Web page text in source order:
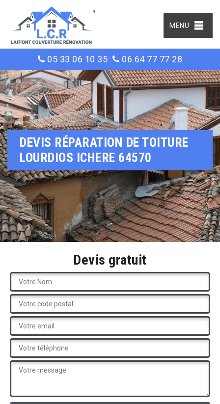
MENU
05 33 06 10 35 06 64 77 77 28
DEVIS RÉPARATION DE TOITURE
LOURDIOS ICHERE 64570
Devis gratuit